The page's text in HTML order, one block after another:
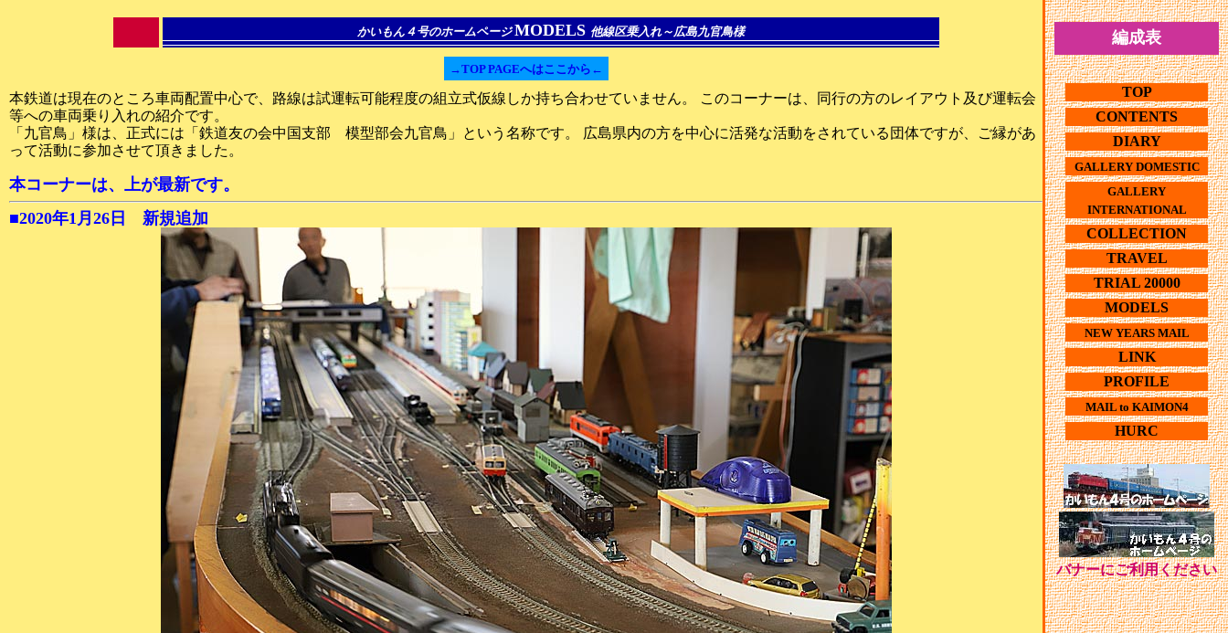
かいもん４号のホームページMODELS 他線区乗入れ～広島九官鳥様
→TOP PAGEへはここから←
本鉄道は現在のところ車両配置中心で、路線は試運転可能程度の組立式仮線しか持ち合わせていません。 このコーナーは、同行の方のレイアウト及び運転会
等への車両乗り入れの紹介です。
「九官鳥」様は、正式には「鉄道友の会中国支部 模型部会九官鳥」という名称です。 広島県内の方を中心に活発な活動をされている団体ですが、ご縁があ
って活動に参加させて頂きました。
本コーナーは、上が最新です。
■2020年1月26日 新規追加
編成表
TOP
CONTENTS
DIARY
GALLERY DOMESTIC
GALLERY
INTERNATIONAL
COLLECTION
TRAVEL
TRIAL 20000
MODELS
NEW YEARS MAIL
LINK
PROFILE
MAIL to KAIMON4
HURC
バナーにご利用ください